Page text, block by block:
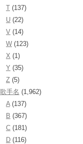
T (137)
U (22)
V (14)
W (123)
X (1)
Y (35)
Z (5)
歌手名 (1,962)
A(137)
B (367)
C (181)
D (116)